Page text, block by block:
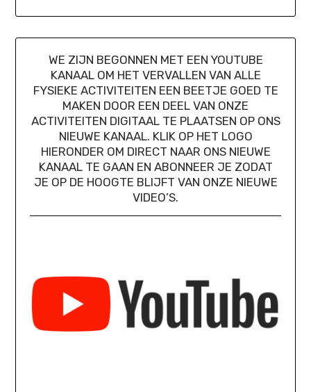
WE ZIJN BEGONNEN MET EEN YOUTUBE
KANAAL OM HET VERVALLEN VAN ALLE
FYSIEKE ACTIVITEITEN EEN BEETJE GOED TE
MAKEN DOOR EEN DEEL VAN ONZE
ACTIVITEITEN DIGITAAL TE PLAATSEN OP ONS
NIEUWE KANAAL. KLIK OP HET LOGO
HIERONDER OM DIRECT NAAR ONS NIEUWE
KANAAL TE GAAN EN ABONNEER JE ZODAT
JE OP DE HOOGTE BLIJFT VAN ONZE NIEUWE
VIDEO’S.